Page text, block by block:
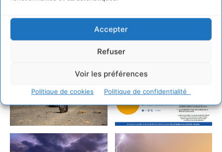
Accepter
Refuser
Voir les préférences
Politique de cookies Politique de confidentialité